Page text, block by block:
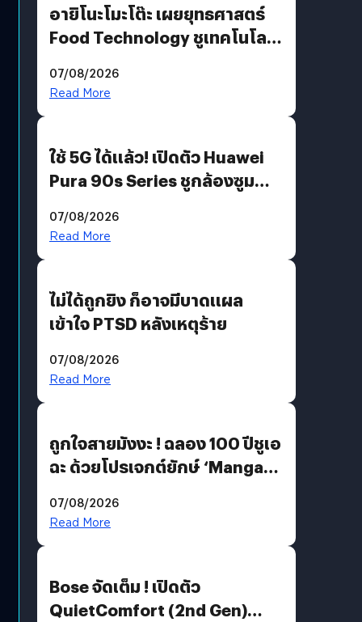
อายิโนะโมะโต๊ะ เผยยุทธศาสตร์
Food Technology ชูเทคโนโลยี
บริโภคและ B2B
07/08/2026
Read More
ใช้ 5G ได้แล้ว! เปิดตัว Huawei
Pura 90s Series ชูกล้องซูม
07/08/2026
Read More
ไม่ได้ถูกยิง ก็อาจมีบาดแผล
เข้าใจ PTSD หลังเหตุร้าย
07/08/2026
Read More
ถูกใจสายมังงะ ! ฉลอง 100 ปีชูเอ
ฉะ ด้วยโปรเจกต์ยักษ์ ‘Manga
มีภาษาไทยด้วย
07/08/2026
Read More
Bose จัดเต็ม ! เปิดตัว
QuietComfort (2nd Gen)